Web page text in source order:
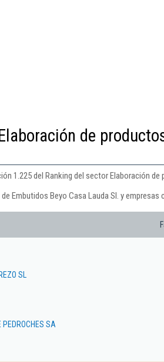
de
1.225 del Ranking del sector Elaboración
Embutidos Beyo Casa Lauda Sl. y
SL
PEDROCHES SA